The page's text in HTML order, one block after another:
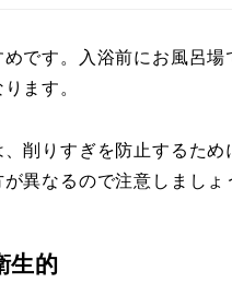
です。入浴前にお風呂
ます。
削りすぎを防止するため
異なるので注意しましょ
生的